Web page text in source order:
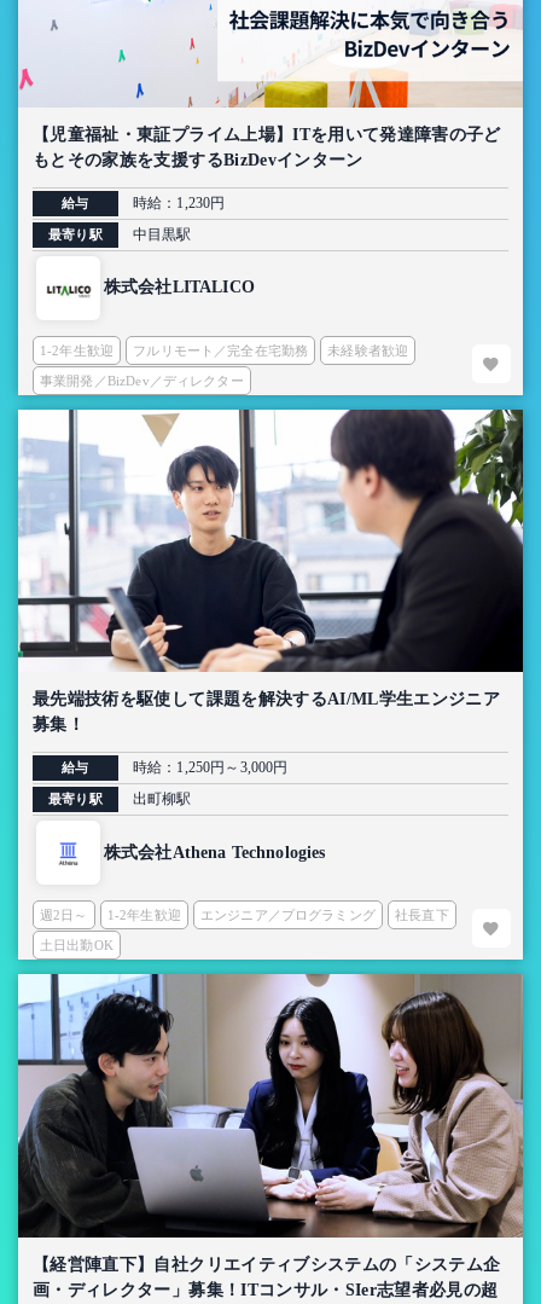
【児童福祉・東証プライム上場】ITを用いて発達障害の子ど
もとその家族を支援するBizDevインターン
給与 時給：1,230円
最寄り駅 中目黒駅
株式会社LITALICO
1-2年生歓迎 フルリモート／完全在宅勤務 未経験者歓迎
事業開発／BizDev／ディレクター
最先端技術を駆使して課題を解決するAI/ML学生エンジニア
募集！
給与 時給：1,250円～3,000円
最寄り駅 出町柳駅
株式会社Athena Technologies
週2日～ 1-2年生歓迎 エンジニア／プログラミング 社長直下
土日出勤OK
【経営陣直下】自社クリエイティブシステムの「システム企
画・ディレクター」募集！ITコンサル・SIer志望者必見の超